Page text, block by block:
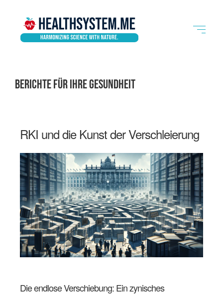
BERICHTE FÜR IHRE GESUNDHEIT
RKI und die Kunst der Verschleierung
Die endlose Verschiebung: Ein zynisches